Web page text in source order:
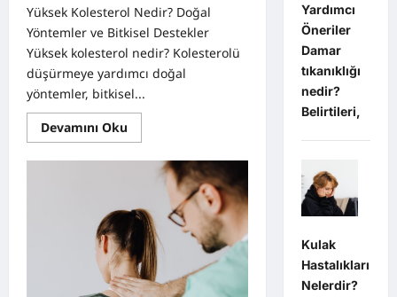
Yüksek Kolesterol Nedir? Doğal
Yöntemler ve Bitkisel Destekler
Yüksek kolesterol nedir? Kolesterolü
düşürmeye yardımcı doğal
yöntemler, bitkisel...
Devamını Oku
more
Yüksek
Kolesterol
Nedir?
Yöntemler
ve
Bitkisel
Desteklerle
Kolesterolü
Dengeleme
Rehberi
Yardımcı
Öneriler
Damar
tıkanıklığı
nedir?
Belirtileri,
Kulak
Hastalıkları
Nelerdir?